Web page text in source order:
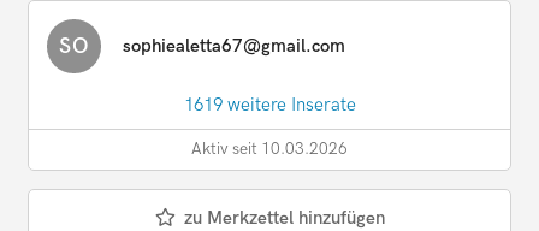
SO sophiealetta67@gmail.com
1619 weitere Inserate
Aktiv seit 10.03.2026
zu Merkzettel hinzufügen